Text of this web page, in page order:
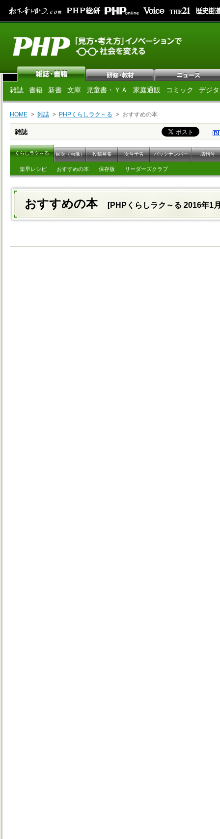
雑誌 書籍 新書 文庫 児童書・ＹＡ 家庭通販 コミック デジ
HOME 雑誌 PHPくらしラク～る おすすめの本
雑誌
くらしラク～る 目次（画像） 投稿募集 次号予告 バックナンバー 増刊号
楽早レシピ おすすめの本 保存版 リーダーズクラブ
おすすめの本 [PHPくらしラク～る 2016年1